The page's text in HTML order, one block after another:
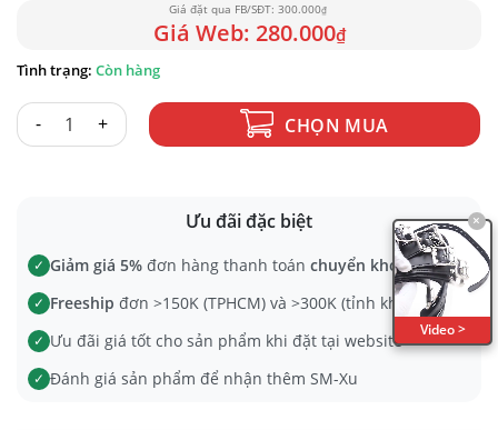
300.000₫
280.000₫
Còn hàng
BỘ 7 & 6 DÂY DA số lượng CHỌN MUA
Ưu đãi đặc biệt
✓ Giảm giá 5% đơn hàng thanh toán chuyển khoản
✓ Freeship đơn >150K (TPHCM) và >300K (tỉnh khác)
✓ Ưu đãi giá tốt cho sản phẩm khi đặt tại website
✓ Đánh giá sản phẩm để nhận thêm SM-Xu
×
Video >